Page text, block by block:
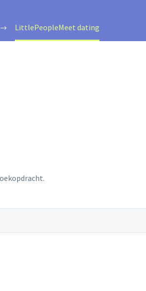
LittlePeopleMeet dating